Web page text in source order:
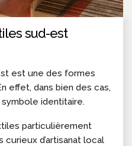
sud-est
est une des formes
effet, dans bien des cas,
identitaire.
particulièrement
d’artisanat local